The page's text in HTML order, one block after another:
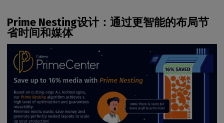
Prime Nesting设计：通过更智能的布局节
省时间和媒体